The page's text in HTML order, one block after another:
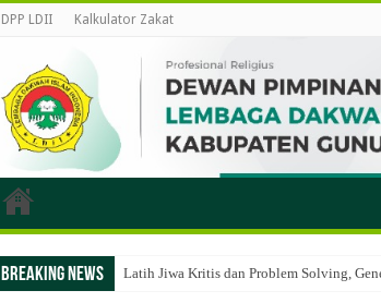
DPP LDII Kalkulator Zakat
Breaking News Latih Jiwa Kritis dan Problem Solving,